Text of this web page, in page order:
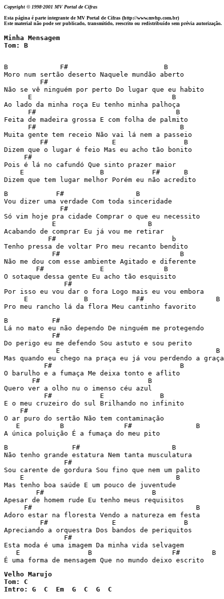
Copyright © 1998-2001 MV Portal de Cifras
Esta página é parte integrante de MV Portal de Cifras (http://www.mvhp.com.br)
Este material não pode ser publicado, transmitido, reescrito ou redistribuído sem prévia autorização.
Minha Mensagem
Tom: B
B             F#                        B
Moro num sertão deserto Naquele mundão aberto
         F#
Não se vê ninguém por perto Do lugar que eu habito
      E                                   B
Ao lado da minha roça Eu tenho minha palhoça
      F#                                   B
Feita de madeira grossa E com folha de palmito
      F#                                    B
Muita gente tem receio Não vai lá nem a passeio
         F#                E                 B
Dizem que o lugar é feio Mas eu acho tão bonito
     F#
Pois é lá no cafundó Que sinto prazer maior
    E                   B            F#      B
Dizem que tem lugar melhor Porém eu não acredito
B            F#                  B
Vou dizer uma verdade Com toda sinceridade
              F#
Só vim hoje pra cidade Comprar o que eu necessito
            E                       B
Acabando de comprar Eu já vou me retirar
           F#                             b
Tenho pressa de voltar Pro meu recanto bendito
            F#                              B
Não me dou com esse ambiente Agitado e diferente
        F#              E               B
O sotaque dessa gente Eu acho tão esquisito
               F#
Por isso eu vou dar o fora Logo mais eu vou embora
     E              B            F#                  B
Pro meu rancho lá da flora Meu cantinho favorito
B           F#
Lá no mato eu não dependo De ninguém me protegendo
            F#
Do perigo eu me defendo Sou astuto e sou perito
             E                                       B
Mas quando eu chego na praça eu já vou perdendo a graça
          F#                                B
O barulho e a fumaça Me deixa tonto e aflito
       F#                           B
Quero ver a olho nu o imenso céu azul
          F#            E              B
E o meu cruzeiro do sul Brilhando no infinito
    F#
O ar puro do sertão Não tem contaminação
   E          B               F#                B
A única poluição É a fumaça do meu pito
B                F#                       B
Não tenho grande estatura Nem tanta musculatura
               F#
Sou carente de gordura Sou fino que nem um palito
    E                                      B
Mas tenho boa saúde E um pouco de juventude
        F#                           B
Apesar de homem rude Eu tenho meus requisitos
     F#                                         B
Adoro estar na floresta Vendo a natureza em festa
         F#                E                 B
Apreciando a orquestra Dos bandos de periquitos
               F#
Esta moda é uma imagem Da minha vida selvagem
   E                 B                    F#        B
É uma forma de mensagem Que no mundo deixo escrito
Velho Marujo
Tom: C
Intro: G  C  Em  G  C  G  C